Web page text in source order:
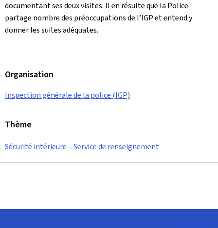
documentant ses deux visites. Il en résulte que la Police
partage nombre des préoccupations de l’IGP et entend y
donner les suites adéquates.
Organisation
Inspection générale de la police (IGP)
Thème
Sécurité intérieure – Service de renseignement